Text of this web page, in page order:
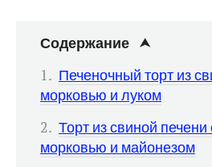
Содержание
Печеночный торт из
морковью и луком
Торт из свиной печени
морковью и майонезом